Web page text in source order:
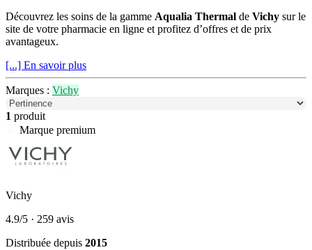
Découvrez les soins de la gamme Aqualia Thermal de Vichy sur le
site de votre pharmacie en ligne et profitez d’offres et de prix
avantageux.
[...] En savoir plus
Marques : Vichy
1 produit
Marque premium
Vichy
4.9/5 · 259 avis
Distribuée depuis 2015